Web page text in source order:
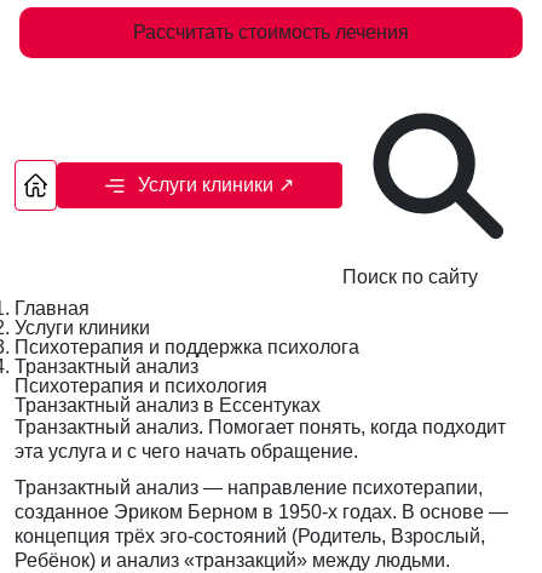
Рассчитать стоимость лечения
Услуги клиники ↗
Поиск по сайту
Главная
Услуги клиники
Психотерапия и поддержка психолога
Транзактный анализ
Психотерапия и психология
Транзактный анализ в Ессентуках
Транзактный анализ. Помогает понять, когда подходит
эта услуга и с чего начать обращение.
Транзактный анализ — направление психотерапии,
созданное Эриком Берном в 1950-х годах. В основе —
концепция трёх эго-состояний (Родитель, Взрослый,
Ребёнок) и анализ «транзакций» между людьми.